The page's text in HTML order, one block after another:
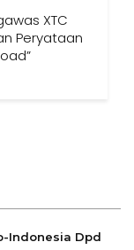
XTC
Peryataan
Indonesia Dpd